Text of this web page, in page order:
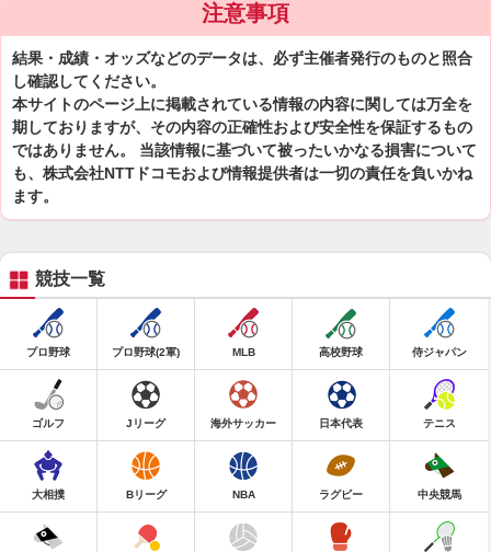
注意事項
結果・成績・オッズなどのデータは、必ず主催者発行のものと照合
し確認してください。
本サイトのページ上に掲載されている情報の内容に関しては万全を
期しておりますが、その内容の正確性および安全性を保証するもの
ではありません。 当該情報に基づいて被ったいかなる損害について
も、株式会社NTTドコモおよび情報提供者は一切の責任を負いかね
ます。
競技一覧
プロ野球 プロ野球(2軍) MLB 高校野球 侍ジャパン
ゴルフ Jリーグ 海外サッカー 日本代表 テニス
大相撲 Bリーグ NBA ラグビー 中央競馬